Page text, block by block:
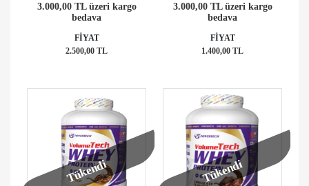
3.000,00 TL üzeri kargo
bedava
FİYAT
2.500,00 TL
3.000,00 TL üzeri kargo
bedava
FİYAT
1.400,00 TL
Tükendi Tükendi